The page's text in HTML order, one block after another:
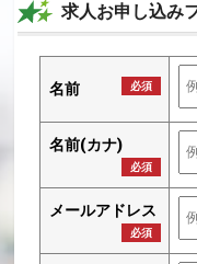
求人お申し込み
名前 必須
名前(カナ)
必須
メールアドレス
必須